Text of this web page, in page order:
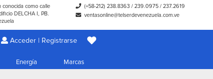
conocida como calle
DELCHA I, PB.
(+58-212) 238.8363 /239.0975 /237.2619
ventasonline@telserdevenezuela.com.ve
Acceder | Registrarse
Energía Marcas